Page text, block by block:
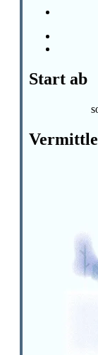
Start ab